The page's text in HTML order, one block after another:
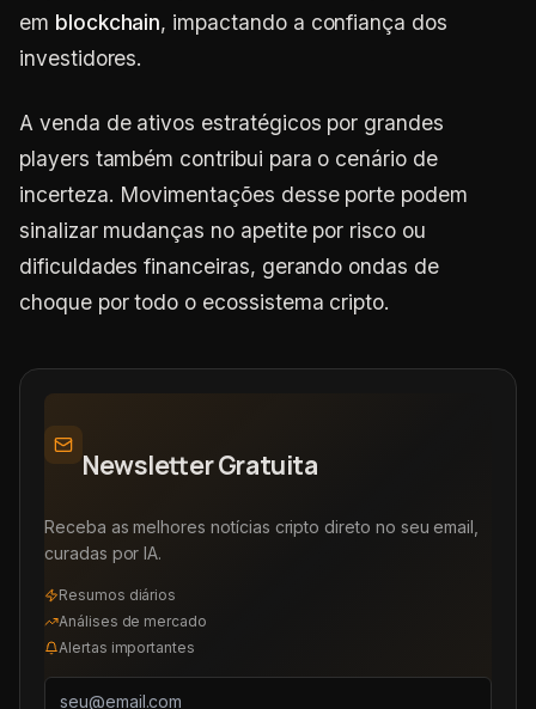
em blockchain, impactando a confiança dos
investidores.
A venda de ativos estratégicos por grandes
players também contribui para o cenário de
incerteza. Movimentações desse porte podem
sinalizar mudanças no apetite por risco ou
dificuldades financeiras, gerando ondas de
choque por todo o ecossistema cripto.
Newsletter Gratuita
Receba as melhores notícias cripto direto no seu email,
curadas por IA.
Resumos diários
Análises de mercado
Alertas importantes